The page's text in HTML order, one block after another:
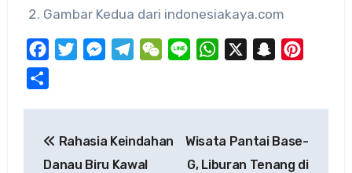
Gambar Kedua dari indonesiakaya.com
FacebookTwitterMessengerTelegramWeChat
Line WhatsApp Snapchat
navigation
Rahasia Keindahan
Danau Biru Kawal
Wisata Pantai Base-
G, Liburan Tenang di